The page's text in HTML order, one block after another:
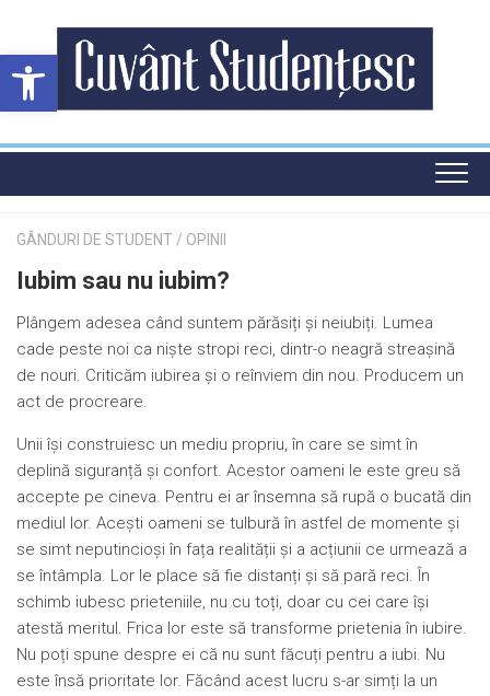
Deschide bara de unelte
content
GÂNDURI DE STUDENT / OPINII
Iubim sau nu iubim?
Plângem adesea când suntem părăsiți și neiubiți. Lumea
cade peste noi ca niște stropi reci, dintr-o neagră streașină
de nouri. Criticăm iubirea și o reînviem din nou. Producem un
act de procreare.
Unii își construiesc un mediu propriu, în care se simt în
deplină siguranță și confort. Acestor oameni le este greu să
accepte pe cineva. Pentru ei ar însemna să rupă o bucată din
mediul lor. Acești oameni se tulbură în astfel de momente și
se simt neputincioși în fața realității și a acțiunii ce urmează a
se întâmpla. Lor le place să fie distanți și să pară reci. În
schimb iubesc prieteniile, nu cu toți, doar cu cei care își
atestă meritul. Frica lor este să transforme prietenia în iubire.
Nu poți spune despre ei că nu sunt făcuți pentru a iubi. Nu
este însă prioritate lor. Făcând acest lucru s-ar simți la un